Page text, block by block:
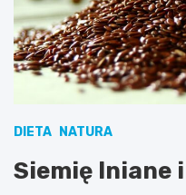
DIETA NATURA
Siemię lniane